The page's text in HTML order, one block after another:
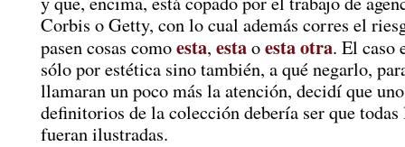
Corbis o Getty, con lo cual además corres el
pasen cosas comoesta, estaoesta otra. El caso
sólo por estética sino también, a qué negarlo,
llamaran un poco más la atención, decidí que
definitorios de la colección debería ser que todas
fueran ilustradas.